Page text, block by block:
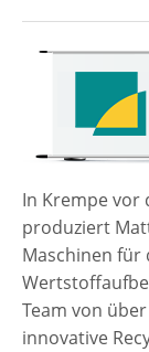
In Krempe vor
produziert
Maschinen für
Team von
innovative